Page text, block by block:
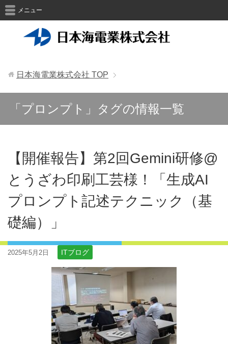
メニュー
日本海電業株式会社 TOP
「プロンプト」タグの情報一覧
【開催報告】第2回Gemini研修@
とうざわ印刷工芸様！「生成AI
プロンプト記述テクニック（基
礎編）」
2025年5月2日 ITブログ